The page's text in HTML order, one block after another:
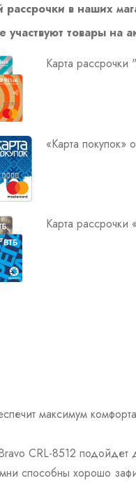
рассрочки в наших
участвуют товары на
Карта
«Карта покупок»
Карта рассрочки
максимум
CRL-8512 подойдет
способны хорошо